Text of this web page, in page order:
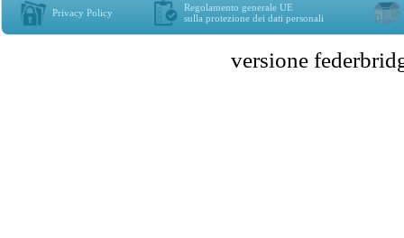
Privacy Policy
Regolamento generale UE
sulla protezione dei dati personali
versione